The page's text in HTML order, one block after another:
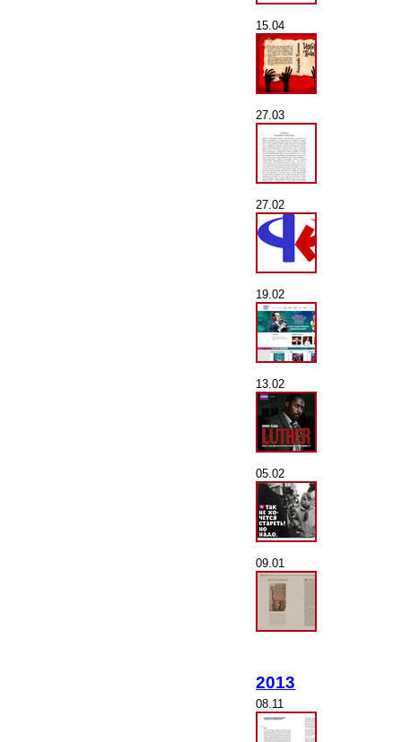
15.04
27.03
27.02
19.02
13.02
05.02
09.01
2013
08.11